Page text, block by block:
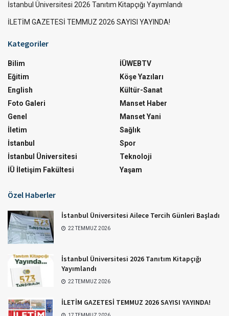
İstanbul Üniversitesi 2026 Tanıtım Kitapçığı Yayımlandı
İLETİM GAZETESİ TEMMUZ 2026 SAYISI YAYINDA!
Kategoriler
Bilim
Eğitim
English
Foto Galeri
Genel
İletim
İstanbul
İstanbul Üniversitesi
İÜ İletişim Fakültesi
İÜWEBTV
Köşe Yazıları
Kültür-Sanat
Manset Haber
Manset Yani
Sağlık
Spor
Teknoloji
Yaşam
Özel Haberler
İstanbul Üniversitesi Ailece Tercih Günleri Başladı
22 TEMMUZ 2026
İstanbul Üniversitesi 2026 Tanıtım Kitapçığı
Yayımlandı
22 TEMMUZ 2026
İLETİM GAZETESİ TEMMUZ 2026 SAYISI YAYINDA!